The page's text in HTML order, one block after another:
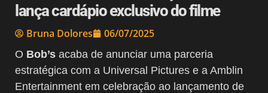
lança cardápio exclusivo do filme
Bruna Dolores 06/07/2025
O Bob’s acaba de anunciar uma parceria
estratégica com a Universal Pictures e a Amblin
Entertainment em celebração ao lançamento de